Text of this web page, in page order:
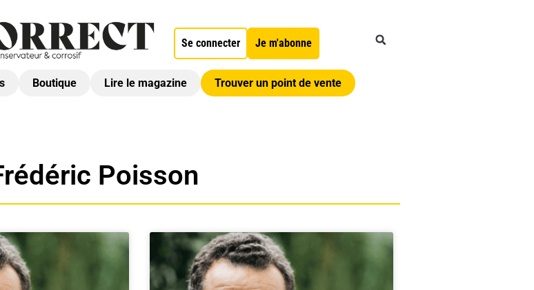
Se connecter Je m'abonne
Boutique Lire le magazine Trouver un point de vente
Poisson